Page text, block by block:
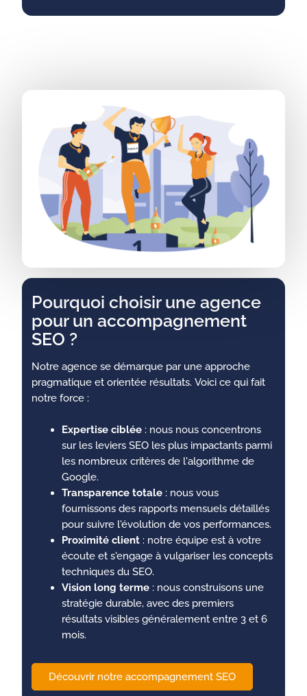
Pourquoi choisir une agence
pour un accompagnement
SEO ?
Notre agence se démarque par une approche
pragmatique et orientée résultats. Voici ce qui fait
notre force :
Expertise ciblée : nous nous concentrons
sur les leviers SEO les plus impactants parmi
les nombreux critères de l'algorithme de
Google.
Transparence totale : nous vous
fournissons des rapports mensuels détaillés
pour suivre l'évolution de vos performances.
Proximité client : notre équipe est à votre
écoute et s'engage à vulgariser les concepts
techniques du SEO.
Vision long terme : nous construisons une
stratégie durable, avec des premiers
résultats visibles généralement entre 3 et 6
mois.
Découvrir notre accompagnement SEO